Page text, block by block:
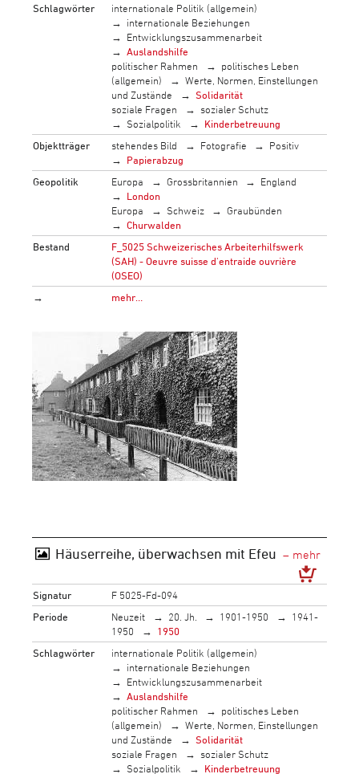
Schlagwörter
internationale Politik (allgemein)
internationale Beziehungen
Entwicklungszusammenarbeit
Auslandshilfe
politischer Rahmen
politisches Leben
(allgemein)
Werte, Normen, Einstellungen
und Zustände
Solidarität
soziale Fragen
sozialer Schutz
Sozialpolitik
Kinderbetreuung
Objektträger
stehendes Bild Fotografie
Positiv
Papierabzug
Geopolitik
Europa Grossbritannien
England
London
Europa
Schweiz
Graubünden
Churwalden
Bestand
F_5025 Schweizerisches Arbeiterhilfswerk
(SAH) - Oeuvre suisse d'entraide ouvrière
(OSEO)
→
mehr…
Häuserreihe, überwachsen mit Efeu
Signatur
F 5025-Fd-094
Periode
Neuzeit 20. Jh. 1901-1950
1941-
1950
1950
Schlagwörter
internationale Politik (allgemein)
internationale Beziehungen
Entwicklungszusammenarbeit
Auslandshilfe
politischer Rahmen
politisches Leben
(allgemein)
Werte, Normen, Einstellungen
und Zustände
Solidarität
soziale Fragen
sozialer Schutz
Sozialpolitik
Kinderbetreuung